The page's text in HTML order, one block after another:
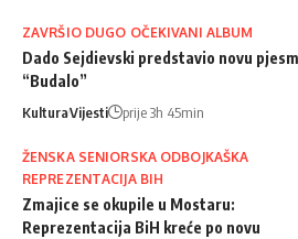
ZAVRŠIO DUGO OČEKIVANI ALBUM
Dado Sejdievski predstavio novu
“Budalo”
KulturaVijesti prije 3h 45min
ŽENSKA SENIORSKA ODBOJKAŠKA
REPREZENTACIJA BIH
Zmajice se okupile u Mostaru:
Reprezentacija BiH kreće po novu